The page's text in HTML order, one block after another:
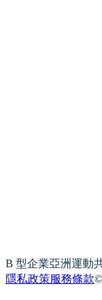
B 型企業亞洲運動
隱私政策服務條款©